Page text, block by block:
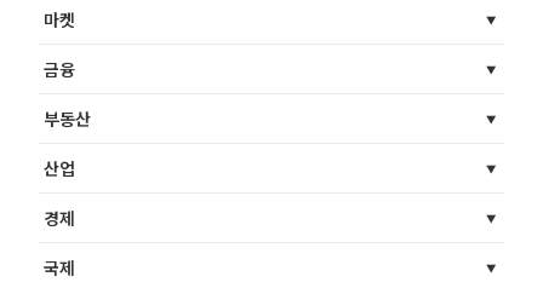
마켓
금융
부동산
산업
경제
국제